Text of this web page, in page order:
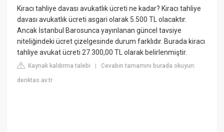
Kiracı tahliye davası avukatlık ücreti ne kadar? Kiracı tahliye
davası avukatlık ücreti asgari olarak 5.500 TL olacaktır.
Ancak İstanbul Barosunca yayınlanan güncel tavsiye
niteliğindeki ücret çizelgesinde durum farklıdır. Burada kiracı
tahliye avukat ücreti 27.300,00 TL olarak belirlenmiştir.
Kaynak kaldırma talebi |Cevabın tamamını burada okuyun:
denktas.av.tr